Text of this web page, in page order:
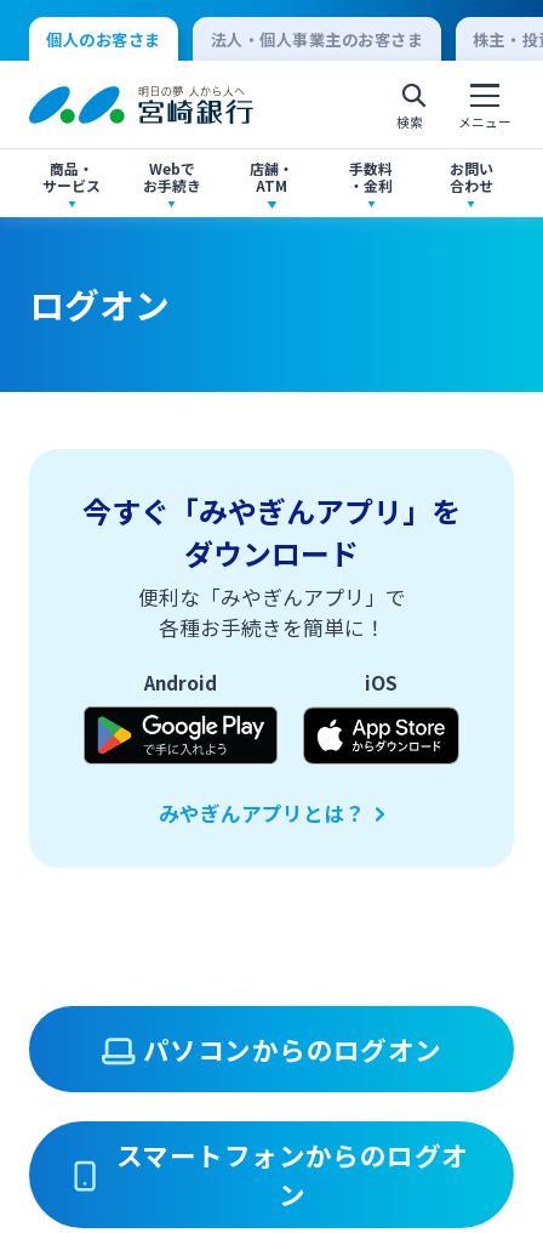
個人のお客さま 法人・個人事業主のお客さま 株主・
検索 メニュー
商品・
サービス
Webで
お手続き
店舗・
ATM
手数料
・金利
お問い
合わせ
資産運用
年金・相続
外国為替
その他サービス
閉じる
投資信託
定期的なお客さま情報ご提供のお願い
Request to present your residence card
閉じる
閉じる
サイトマップ
チャットで相談
閉じる
個人向けインターネットバンキング
ログオン
ログオン
ログオン
個人のお客さま
法人・個人事業主のお客さま
ログオン
今すぐ「みやぎんアプリ」を
ダウンロード
便利な「みやぎんアプリ」で
各種お手続きを簡単に！
Android iOS
みやぎんアプリとは？
パソコンからのログオン
スマートフォンからのログオ
ン